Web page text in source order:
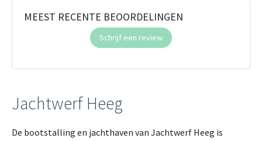
MEEST RECENTE BEOORDELINGEN
Schrijf een review
Jachtwerf Heeg
De bootstalling en jachthaven van Jachtwerf Heeg is